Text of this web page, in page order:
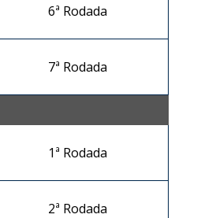
6ª Rodada
7ª Rodada
1ª Rodada
2ª Rodada